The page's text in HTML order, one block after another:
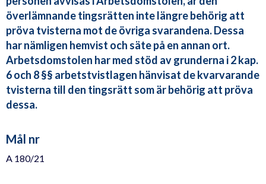
överlämnande tingsrätten inte längre behörig att
pröva tvisterna mot de övriga svarandena. Dessa
har nämligen hemvist och säte på en annan ort.
Arbetsdomstolen har med stöd av grunderna i 2 kap.
6 och 8 §§ arbetstvistlagen hänvisat de kvarvarande
tvisterna till den tingsrätt som är behörig att pröva
dessa.
Mål nr
A 180/21